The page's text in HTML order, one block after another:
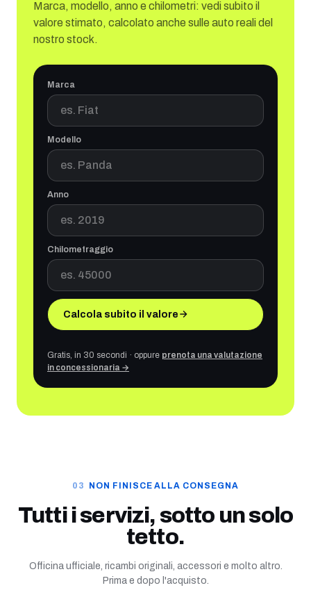
Marca, modello, anno e chilometri: vedi subito il
valore stimato, calcolato anche sulle auto reali del
nostro stock.
Marca
Modello
Anno
Chilometraggio
Calcola subito il valore
Gratis, in 30 secondi · oppure prenota una valutazione
in concessionaria →
NON FINISCE ALLA CONSEGNA
Tutti i servizi, sotto un solo
tetto.
Officina ufficiale, ricambi originali, accessori e molto altro.
Prima e dopo l'acquisto.